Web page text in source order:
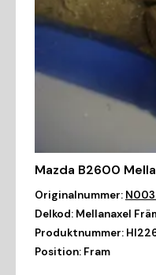
Mazda B2600
Originalnummer:
Delkod: Mellanaxel
Produktnummer:
Position: Fram